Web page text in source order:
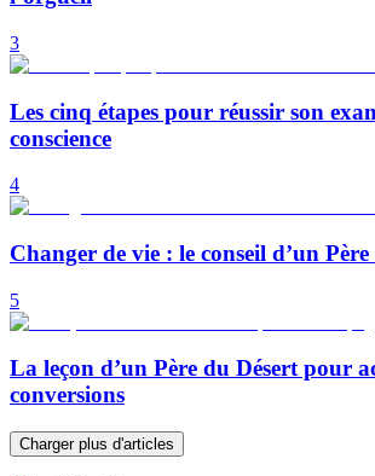
3
Les cinq étapes pour réussir son
conscience
4
Changer de vie : le conseil d’un
5
La leçon d’un Père du Désert pour
conversions
Charger plus d'articles